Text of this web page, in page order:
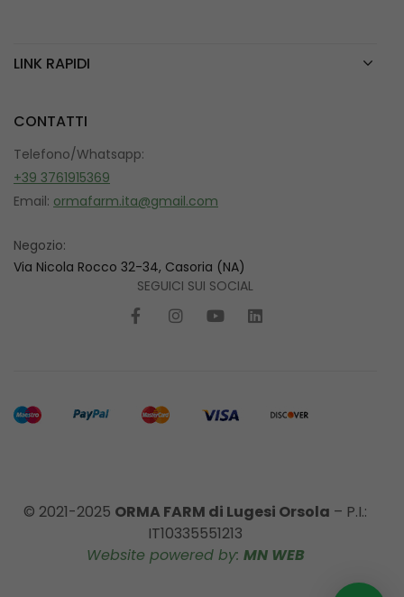
LINK RAPIDI
CONTATTI
Telefono/Whatsapp:
+39 3761915369
Email: ormafarm.ita@gmail.com
Negozio:
Via Nicola Rocco 32-34, Casoria (NA)
SEGUICI SUI SOCIAL
© 2021-2025 ORMA FARM di Lugesi Orsola – P.I.:
IT10335551213
Website powered by: MN WEB